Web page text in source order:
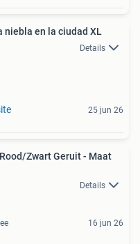
niebla en la ciudad XL
Details
25 jun 26
Zwart Geruit - Maat
Details
16 jun 26